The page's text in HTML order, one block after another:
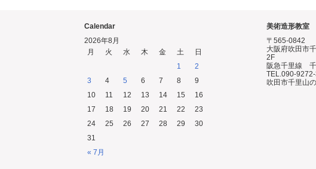
Calendar
2026年8月
月
火 水 木 金 土 日
« 7月
1
2
3
4 5 6 7 8
9
10
11 12 13 14 15
16
17
18 19 20 21 22
23
24
25 26 27 28 29
30
31
美術造形教室
〒565-0842
大阪府吹田市
2F
阪急千里線
TEL.090-
吹田市千里山